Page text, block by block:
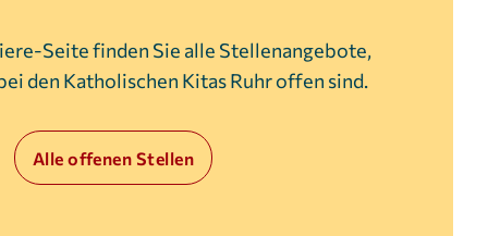
Seite finden Sie alle Stellenangebote,
den Katholischen Kitas Ruhr offen sind.
Alle offenen Stellen